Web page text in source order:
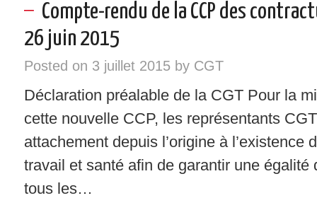
Compte-rendu de la CCP des
26 juin 2015
Posted on 3 juillet 2015by CGT
Déclaration préalable de la CGT Pour la
cette nouvelle CCP, les représentants
attachement depuis l’origine à l’existence
travail et santé afin de garantir une égalité
tous les…